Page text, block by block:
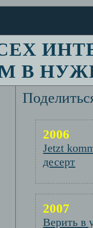
В
2006
Jetzt
десерт
2007
Верить в